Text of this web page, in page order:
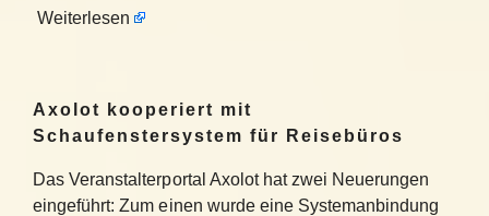
Weiterlesen
Axolot kooperiert mit
Schaufenstersystem für Reisebüros
Das Veranstalterportal Axolot hat zwei Neuerungen
eingeführt: Zum einen wurde eine Systemanbindung